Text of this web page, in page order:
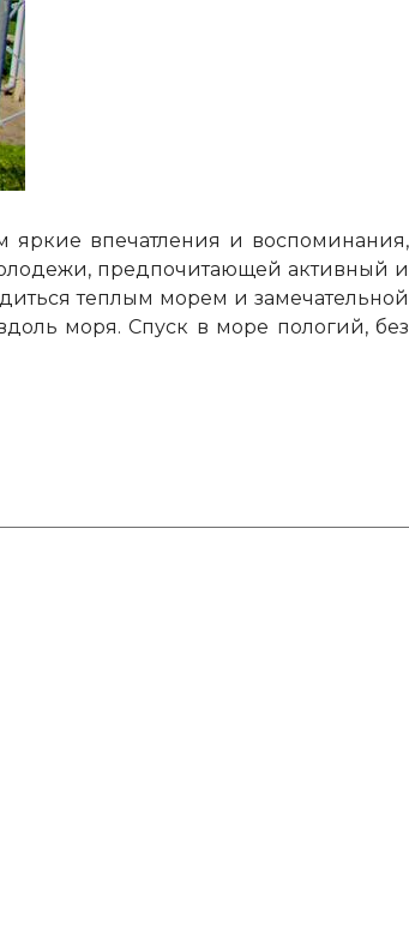
яркие впечатления и воспоминания,
предпочитающей активный и
теплым морем и замечательной
моря. Спуск в море пологий, без